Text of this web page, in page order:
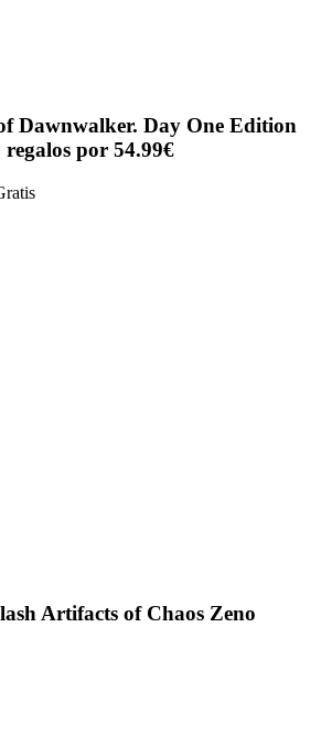
Dawnwalker. Day One Edition
por 54.99€
Artifacts of Chaos Zeno